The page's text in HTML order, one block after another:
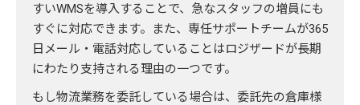
すいWMSを導入することで、急なスタッフの増員にも
すぐに対応できます。また、専任サポートチームが365
日メール・電話対応していることはロジザードが長期
にわたり支持される理由の一つです。
もし物流業務を委託している場合は、委託先の倉庫様